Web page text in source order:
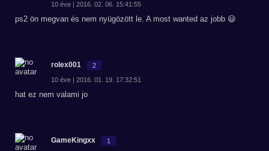
10 éve | 2016. 02. 06. 15:41:55
ps2 ön megvan és nem nyügözött le. A most wanted az jobb 😃
rolex001 2
10 éve | 2016. 01. 19. 17:32:51
hat ez nem valami jo
GameKingxx 1